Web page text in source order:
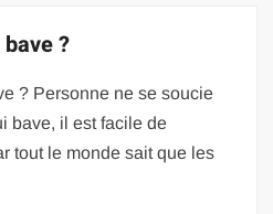
?
? Personne ne se soucie
bave, il est facile de
tout le monde sait que les